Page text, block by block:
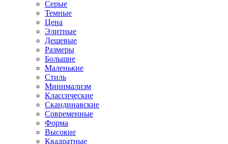
Серые
Темные
Цена
Элитные
Дешевые
Размеры
Большие
Маленькие
Стиль
Минимализм
Классические
Скандинавские
Современные
Форма
Высокие
Квадратные